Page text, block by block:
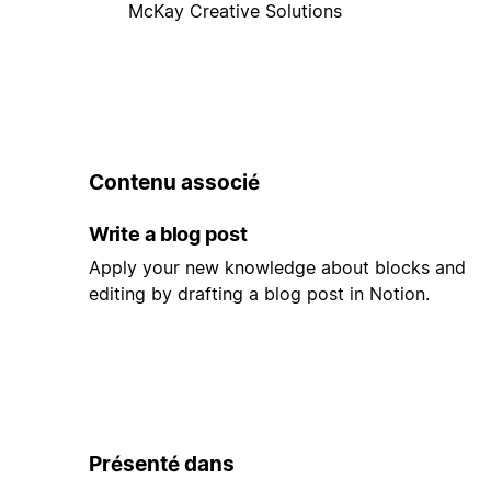
McKay Creative Solutions
Contenu associé
Write a blog post
Apply your new knowledge about blocks and
editing by drafting a blog post in Notion.
Présenté dans